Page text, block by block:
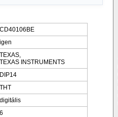
CD40106BE
igen
TEXAS,
TEXAS INSTRUMENTS
DIP14
THT
digitális
6